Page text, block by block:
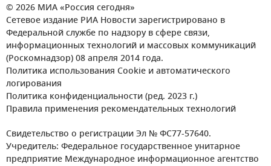
© 2026 МИА «Россия сегодня»
Сетевое издание РИА Новости зарегистрировано в
Федеральной службе по надзору в сфере связи,
информационных технологий и массовых коммуникаций
(Роскомнадзор) 08 апреля 2014 года.
Политика использования Cookie и автоматического
логирования
Политика конфиденциальности (ред. 2023 г.)
Правила применения рекомендательных технологий
Свидетельство о регистрации Эл № ФС77-57640.
Учредитель: Федеральное государственное унитарное
предприятие Международное информационное агентство